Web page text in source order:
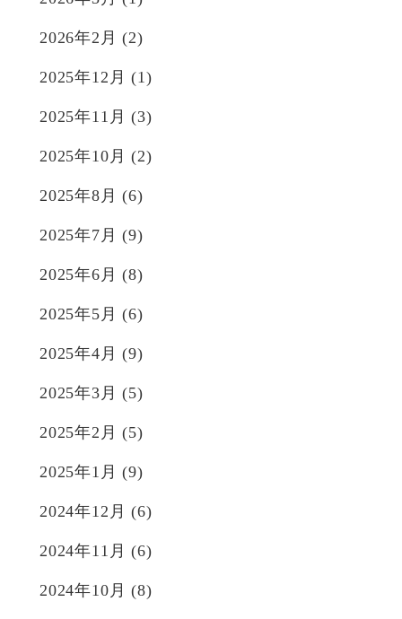
2026年2月 (2)
2025年12月 (1)
2025年11月 (3)
2025年10月 (2)
2025年8月 (6)
2025年7月 (9)
2025年6月 (8)
2025年5月 (6)
2025年4月 (9)
2025年3月 (5)
2025年2月 (5)
2025年1月 (9)
2024年12月 (6)
2024年11月 (6)
2024年10月 (8)